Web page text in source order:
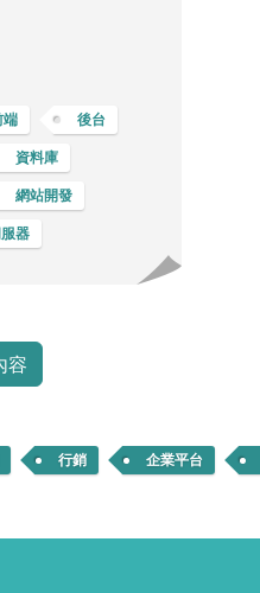
布局、互動性和
跨瀏覽器相容
開發者使用
技術來建立網頁
站的外觀
端
後台
資料庫
網站開發
器
容
行銷 企業平台